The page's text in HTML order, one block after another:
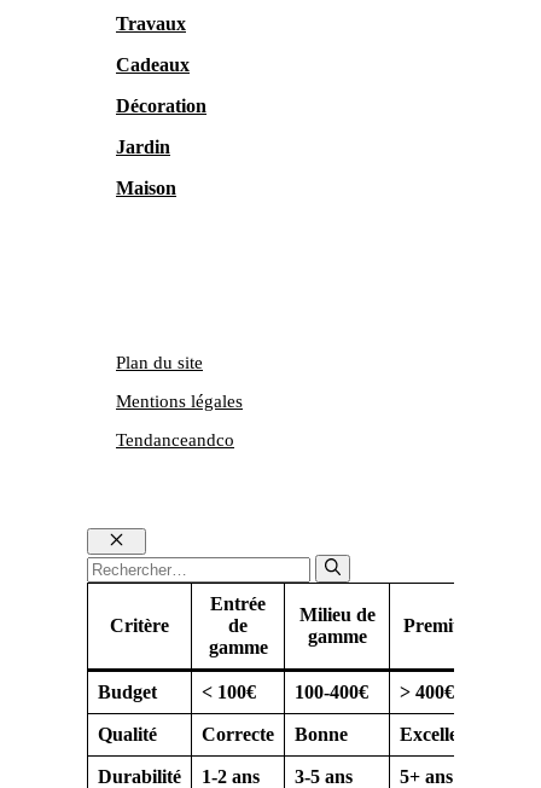
Travaux
Cadeaux
Décoration
Jardin
Maison
Tendanceandco
Plan du site
Mentions légales
Fermer
Rechercher :
Critère
Entrée
de
gamme
Milieu de
gamme
Premium
Budget < 100€ 100-400€ > 400€
Qualité Correcte Bonne Excellente
Durabilité 1-2 ans 3-5 ans 5+ ans